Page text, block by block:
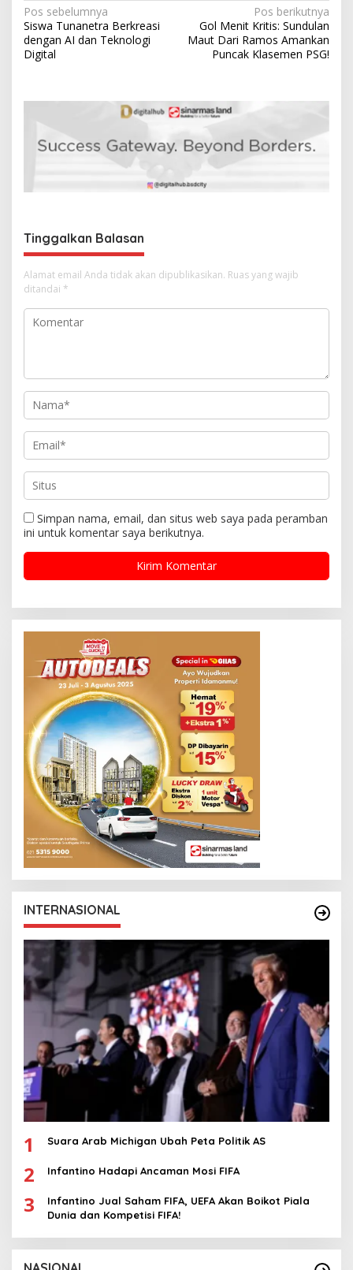
N
a
v
g
p
s
Pos sebelumnya
Siswa Tunanetra Berkreasi
dengan AI dan Teknologi
Digital
Pos berikutnya
Gol Menit Kritis: Sundulan
Maut Dari Ramos Amankan
Puncak Klasemen PSG!
Tinggalkan Balasan
Alamat email Anda tidak akan dipublikasikan. Ruas yang wajib
ditandai *
Simpan nama, email, dan situs web saya pada peramban
ini untuk komentar saya berikutnya.
INTERNASIONAL
1 Suara Arab Michigan Ubah Peta Politik AS
2 Infantino Hadapi Ancaman Mosi FIFA
3
Infantino Jual Saham FIFA, UEFA Akan Boikot Piala
Dunia dan Kompetisi FIFA!